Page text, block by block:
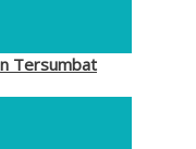
Tersumbat